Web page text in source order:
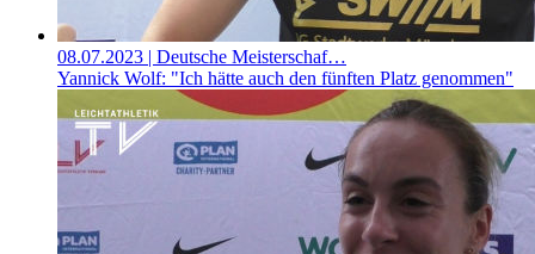
08.07.2023 | Deutsche Meisterschaf…
Yannick Wolf: "Ich hätte auch den fünften Platz genommen"